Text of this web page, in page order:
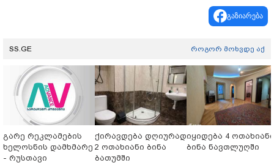
გაზიარება
SS.GE როგორ მოხვდე აქ
გარე რეკლამების
ხელოსნის დამხმარე
- რუსთავი
ქირავდება დღიურად
2 ოთახიანი ბინა
ბათუმში
იყიდება 4 ოთახიანი
ბინა ნავთლუღში